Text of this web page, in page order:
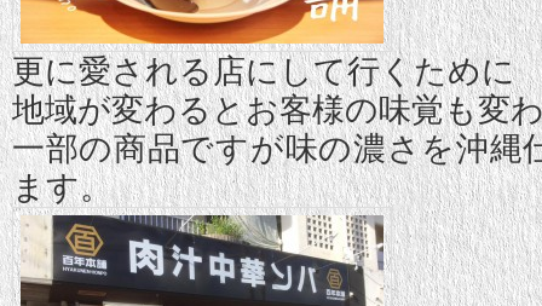
更に愛される店にして行くために
地域が変わるとお客様の味覚も変
一部の商品ですが味の濃さを沖縄
ます。